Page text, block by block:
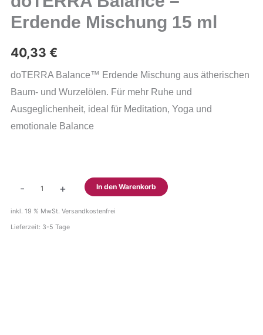
Erdende Mischung 15 ml
40,33€
doTERRA Balance™ Erdende Mischung aus ätherischen
Baum- und Wurzelölen. Für mehr Ruhe und
Ausgeglichenheit, ideal für Meditation, Yoga und
emotionale Balance
-
-
+ In den Warenkorb
inkl. 19 % MwSt. Versandkostenfrei
Lieferzeit: 3-5 Tage